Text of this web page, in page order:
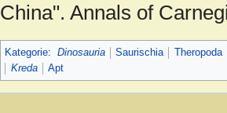
China". Annals of
Kategorie: Dinosauria Saurischia
Theropoda
Kreda
Apt